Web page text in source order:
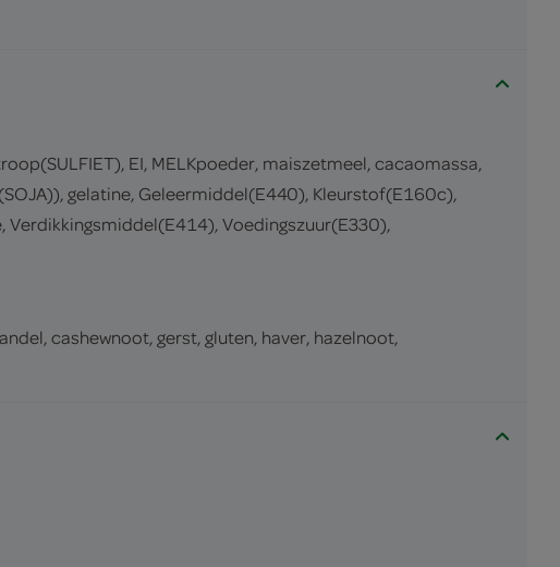
EI, MELKpoeder, maiszetmeel, cacaomassa,
gelatine, Geleermiddel(E440), Kleurstof(E160c),
Voedingszuur(E330),
cashewnoot, gerst, gluten, haver, hazelnoot,